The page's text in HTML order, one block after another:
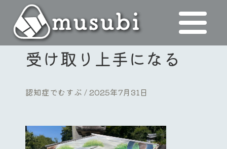
受け取り上手になる
認知症でむすぶ 2025年7月31日